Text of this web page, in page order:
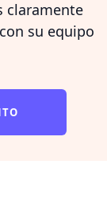
claramente
su equipo